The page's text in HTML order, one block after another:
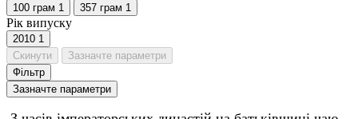
100 грам 1 357 грам 1
Рік випуску
2010 1
Скинути
Зазначте параметри
Фільтр
Зазначте параметри